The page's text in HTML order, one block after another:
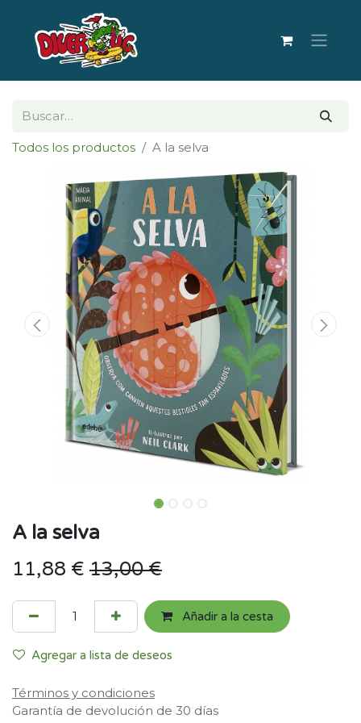
Todos los productos A la selva
A la selva
11,88 € 13,00€
Añadir a la cesta
Agregar a lista de deseos
Términos y condiciones
Garantía de devolución de 30 días